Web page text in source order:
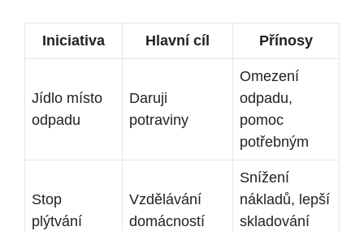
Iniciativa Hlavní cíl Přínosy
Jídlo místo
odpadu
Daruji
potraviny
Omezení
odpadu,
pomoc
potřebným
Stop
plýtvání
Vzdělávání ​
domácností
Snížení
nákladů, lepší
skladování